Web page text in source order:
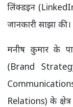
लिंक्डइन
जानकारी साझा की।
मनीष कुमार के
(Brand
Relations) के